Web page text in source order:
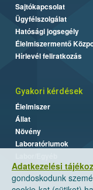
Adatkezelési
gondoskodunk
Sajtókapcsolat
Ügyfélszolgálat
Hatósági jogsegély
Élelmiszermentő
Hírlevél feliratkozás
Gyakori kérdések
Élelmiszer
Állat
Növény
Laboratóriumok